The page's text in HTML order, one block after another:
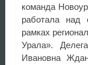
команда
работала над
рамках
Урала».
Ивановна